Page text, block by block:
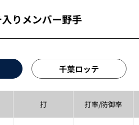
りメンバー野手
千葉ロッテ
打 打率/防御率